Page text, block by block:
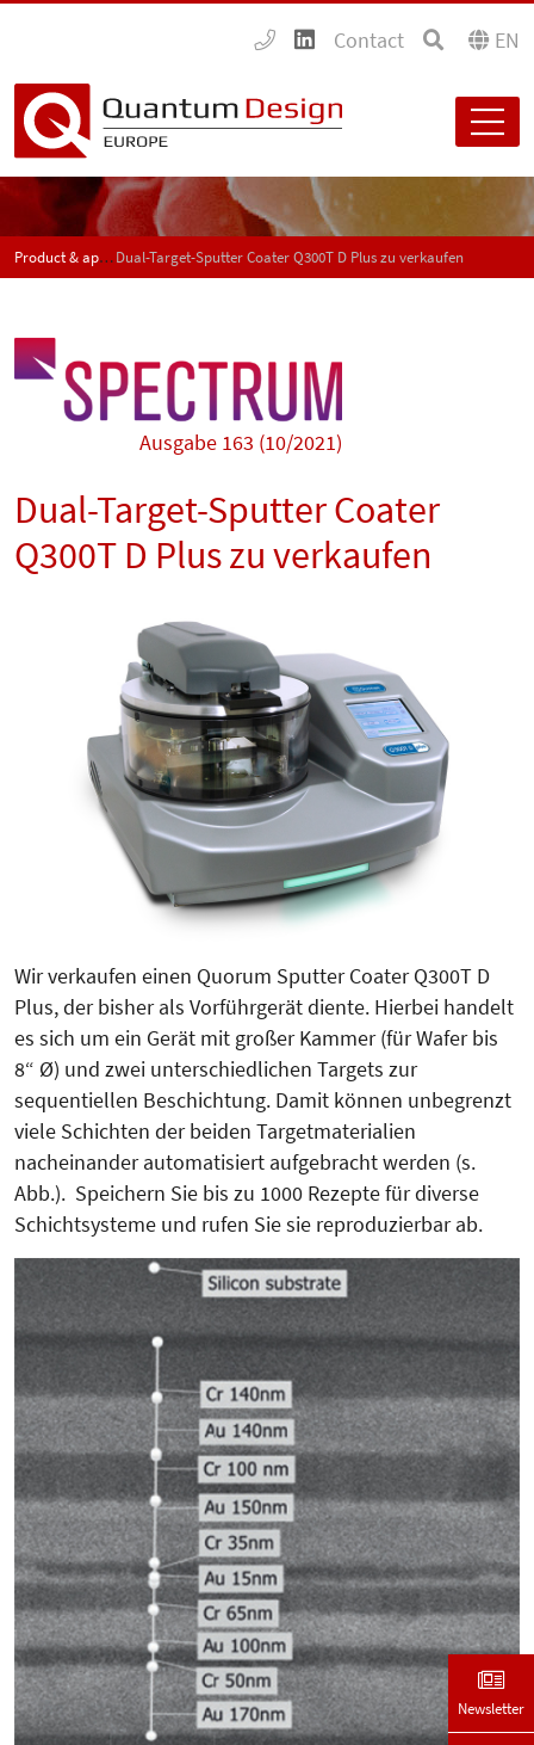
Contact EN
Product & application news - SPECTRUMDual-Target-Sputter Coater Q300T D Plus zu verkaufen
Ausgabe 163 (10/2021)
Dual-Target-Sputter Coater
Q300T D Plus zu verkaufen
Wir verkaufen einen Quorum Sputter Coater Q300T D
Plus, der bisher als Vorführgerät diente. Hierbei handelt
es sich um ein Gerät mit großer Kammer (für Wafer bis
8“ Ø) und zwei unterschiedlichen Targets zur
sequentiellen Beschichtung. Damit können unbegrenzt
viele Schichten der beiden Targetmaterialien
nacheinander automatisiert aufgebracht werden (s.
Abb.). Speichern Sie bis zu 1000 Rezepte für diverse
Schichtsysteme und rufen Sie sie reproduzierbar ab.
Newsletter